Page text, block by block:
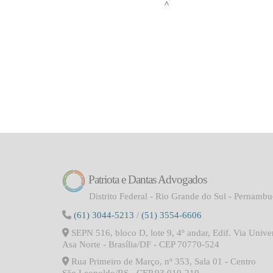
Patriota e Dantas Advogados
Distrito Federal - Rio Grande do Sul -
(61) 3044-5213 / (51) 3554-6606
SEPN 516, bloco D, lote 9, 4º andar, Edif. Via
Asa Norte - Brasília/DF - CEP 70770-524
Rua Primeiro de Março, nº 353, Sala 01 - Centro